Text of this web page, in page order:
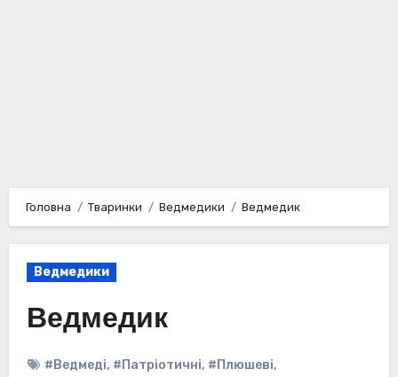
Головна Тваринки Ведмедики Ведмедик
Ведмедики
Ведмедик
#Ведмеді, #Патріотичні, #Плюшеві,